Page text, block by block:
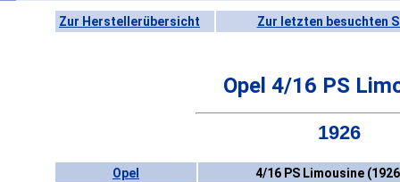
Zur Herstellerübersicht Zur letzten besuchten
Opel 4/16 PS
1926
Opel 4/16 PS Limousine